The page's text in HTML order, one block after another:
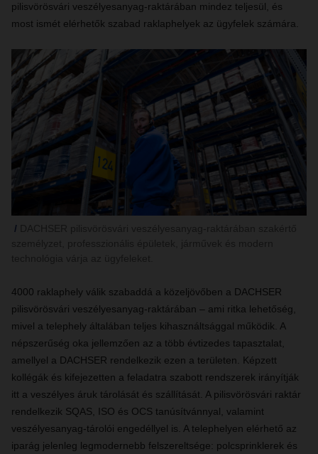
pilisvörösvári veszélyesanyag-raktárában mindez teljesül, és
most ismét elérhetők szabad raklaphelyek az ügyfelek számára.
4000 raklaphely válik szabaddá a közeljövőben a DACHSER
pilisvörösvári veszélyesanyag-raktárában – ami ritka lehetőség,
mivel a telephely általában teljes kihasználtsággal működik. A
népszerűség oka jellemzően az a több évtizedes tapasztalat,
amellyel a DACHSER rendelkezik ezen a területen. Képzett
kollégák és kifejezetten a feladatra szabott rendszerek irányítják
itt a veszélyes áruk tárolását és szállítását. A pilisvörösvári raktár
rendelkezik SQAS, ISO és OCS tanúsítvánnyal, valamint
veszélyesanyag-tárolói engedéllyel is. A telephelyen elérhető az
iparág jelenleg legmodernebb felszereltsége: polcsprinklerek és